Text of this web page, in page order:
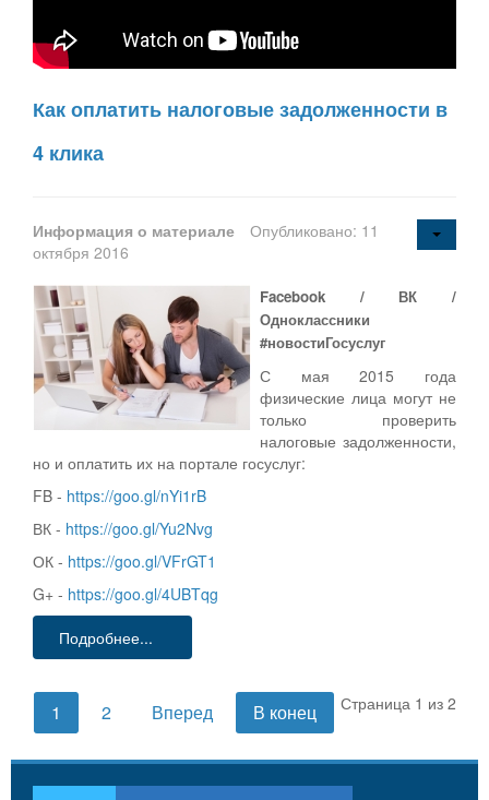
Как оплатить налоговые задолженности в
4 клика
Информация о материале
Опубликовано: 11
октября 2016
Facebook / ВК /
Одноклассники
#новостиГосуслуг
С мая 2015 года
физические лица могут не
только проверить
налоговые задолженности,
но и оплатить их на портале госуслуг:
FB - https://goo.gl/nYi1rB
ВК - https://goo.gl/Yu2Nvg
ОК - https://goo.gl/VFrGT1
G+ - https://goo.gl/4UBTqg
Подробнее...
Страница 1 из 2
1 2 Вперед В конец